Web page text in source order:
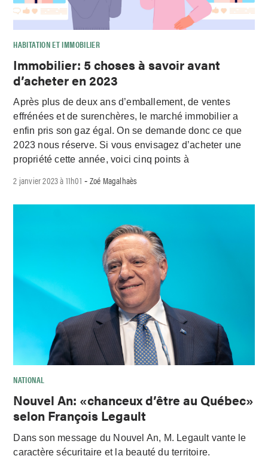
HABITATION ET IMMOBILIER
Immobilier: 5 choses à savoir avant
d’acheter en 2023
Après plus de deux ans d’emballement, de ventes
effrénées et de surenchères, le marché immobilier a
enfin pris son gaz égal. On se demande donc ce que
2023 nous réserve. Si vous envisagez d’acheter une
propriété cette année, voici cinq points à
2 janvier 2023 à 11h01 - Zoé Magalhaès
NATIONAL
Nouvel An: «chanceux d’être au Québec»
selon François Legault
Dans son message du Nouvel An, M. Legault vante le
caractère sécuritaire et la beauté du territoire.